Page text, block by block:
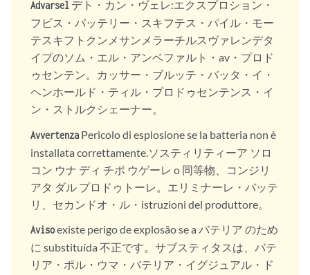
Advarsel デト・カン・ヴェレ:エクスプロション・
フビス・バッテリー・スキフテス・パイル・モー
テスキフトクンメサンメラーチルスヴァレンデタ
イプのソム・エル・アンベファルト・av・プロド
ゥセンテン。カッサー・ブルッテ・バッタ・イ・
ヘンホールド・ティル・プロドゥセンテンス・イ
ン・ストルクシェーナー。
Avvertenza Pericolo di esplosione se la batteria non è
installata correttamente.ソスティリティーア ソロ
コン ウナ ディ チポ ウゲーレ o 同等物、コンジリ
アタ ダル プロドゥトーレ。エリミナーレ・バッテ
リ、セカンドオ・ル・istruzioni del produttore。
Avisoexiste perigo de explosão se a バテリア のため
に substituída 不正です。サブスティタスは、バテ
リア・ポル・ウマ・バテリア・イグジュアル・ド